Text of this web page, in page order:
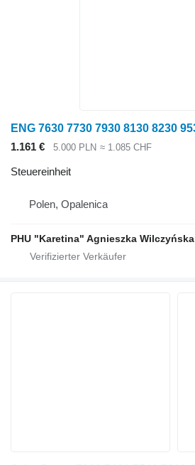
1.161 € 5.000 PLN ≈ 1.085 CHF
Steuereinheit
Polen, Opalenica
PHU "Karetina" Agnieszka Wilczyńska